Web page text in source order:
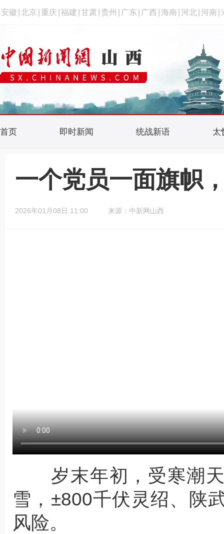
安徽 北京 重庆 福建 甘肃 贵州 广东 广西 海南 河北 河南
首页 即时新闻 统战新语 太
一个党员一面旗帜
2026年01月08日 11:00 来源：中新网山西
岁末年初，受寒潮天
雪，±800千伏灵绍、陕
风险。